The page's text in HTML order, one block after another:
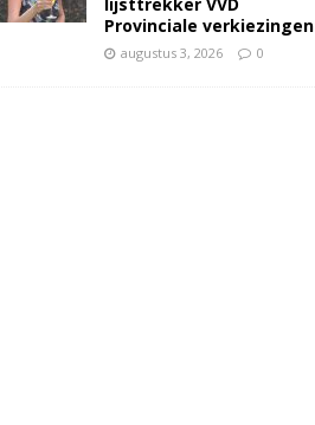
Provinciale verkiezingen
augustus 3, 2026 0